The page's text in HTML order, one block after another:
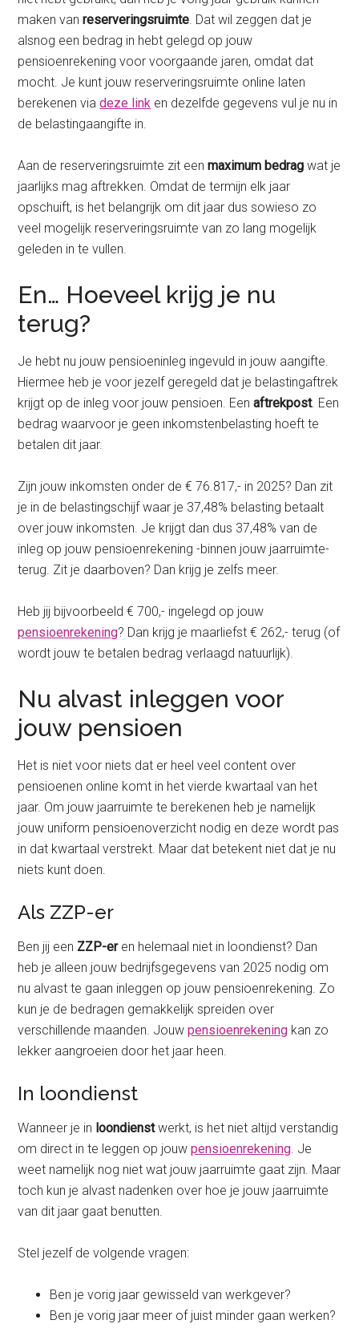
maken vanreserveringsruimte. Dat wil zeggen dat je
alsnog een bedrag in hebt gelegd op jouw
pensioenrekening voor voorgaande jaren, omdat dat
mocht. Je kunt jouw reserveringsruimte online laten
berekenen viadeze link en dezelfde gegevens vul je nu in
de belastingaangifte in.
Aan de reserveringsruimte zit eenmaximum bedragwat je
jaarlijks mag aftrekken. Omdat de termijn elk jaar
opschuift, is het belangrijk om dit jaar dus sowieso zo
veel mogelijk reserveringsruimte van zo lang mogelijk
geleden in te vullen.
En… Hoeveel krijg je nu
terug?
Je hebt nu jouw pensioeninleg ingevuld in jouw aangifte.
Hiermee heb je voor jezelf geregeld dat je belastingaftrek
krijgt op de inleg voor jouw pensioen. Eenaftrekpost. Een
bedrag waarvoor je geen inkomstenbelasting hoeft te
betalen dit jaar.
Zijn jouw inkomsten onder de € 76.817,- in 2025? Dan zit
je in de belastingschijf waar je 37,48% belasting betaalt
over jouw inkomsten. Je krijgt dan dus 37,48% van de
inleg op jouw pensioenrekening -binnen jouw jaarruimte-
terug. Zit je daarboven? Dan krijg je zelfs meer.
Heb jij bijvoorbeeld € 700,- ingelegd op jouw
pensioenrekening? Dan krijg je maarliefst € 262,- terug (of
wordt jouw te betalen bedrag verlaagd natuurlijk).
Nu alvast inleggen voor
jouw pensioen
Het is niet voor niets dat er heel veel content over
pensioenen online komt in het vierde kwartaal van het
jaar. Om jouw jaarruimte te berekenen heb je namelijk
jouw uniform pensioenoverzicht nodig en deze wordt pas
in dat kwartaal verstrekt. Maar dat betekent niet dat je nu
niets kunt doen.
Als ZZP-er
Ben jij een ZZP-eren helemaal niet in loondienst? Dan
heb je alleen jouw bedrijfsgegevens van 2025 nodig om
nu alvast te gaan inleggen op jouw pensioenrekening. Zo
kun je de bedragen gemakkelijk spreiden over
verschillende maanden. Jouwpensioenrekening kan zo
lekker aangroeien door het jaar heen.
In loondienst
Wanneer je in loondienstwerkt, is het niet altijd verstandig
om direct in te leggen op jouwpensioenrekening. Je
weet namelijk nog niet wat jouw jaarruimte gaat zijn. Maar
toch kun je alvast nadenken over hoe je jouw jaarruimte
van dit jaar gaat benutten.
Stel jezelf de volgende vragen:
Ben je vorig jaar gewisseld van werkgever?
Ben je vorig jaar meer of juist minder gaan werken?